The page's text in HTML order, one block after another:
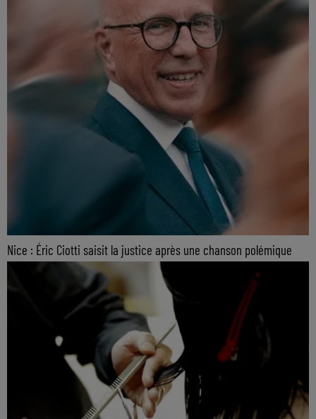
Nice : Éric Ciotti saisit la justice après une chanson polémique